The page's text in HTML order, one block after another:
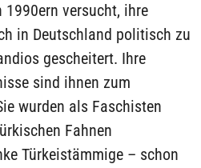
versucht, ihre
in Deutschland politisch zu
gescheitert. Ihre
sind ihnen zum
wurden als Faschisten
Fahnen
Türkeistämmige – schon